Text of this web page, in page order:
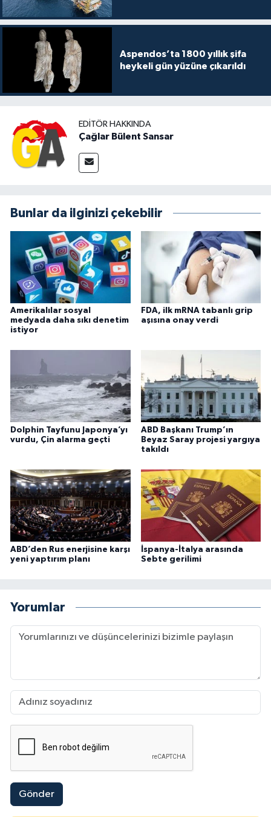
Aspendos’ta 1800 yıllık şifa
heykeli gün yüzüne çıkarıldı
EDITÖR HAKKINDA
Çağlar Bülent Sansar
Bunlar da ilginizi çekebilir
Amerikalılar sosyal
medyada daha sıkı denetim
istiyor
FDA, ilk mRNA tabanlı grip
aşısına onay verdi
Dolphin Tayfunu Japonya’yı
vurdu, Çin alarma geçti
ABD Başkanı Trump’ın
Beyaz Saray projesi yargıya
takıldı
ABD’den Rus enerjisine karşı
yeni yaptırım planı
İspanya-İtalya arasında
Sebte gerilimi
Yorumlar
Gönder